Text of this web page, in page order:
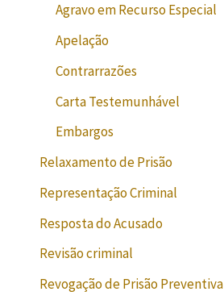
Agravo em Recurso Especial
Apelação
Contrarrazões
Carta Testemunhável
Embargos
Relaxamento de Prisão
Representação Criminal
Resposta do Acusado
Revisão criminal
Revogação de Prisão Preventiva